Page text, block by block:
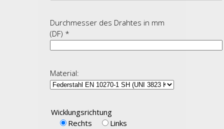
Durchmesser des Drahtes in mm
(DF) *
Material:
Wicklungsrichtung
Rechts
Links